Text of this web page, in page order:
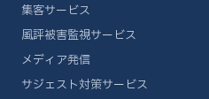
集客サービス
風評被害監視サービス
メディア発信
サジェスト対策サービス